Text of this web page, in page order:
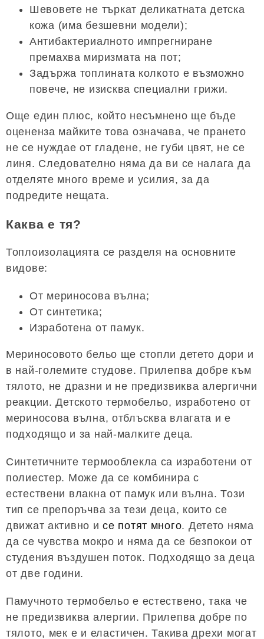
Шевовете не търкат деликатната детска
кожа (има безшевни модели);
Антибактериалното импрегниране
премахва миризмата на пот;
Задържа топлината колкото е възможно
повече, не изисква специални грижи.
Още един плюс, който несъмнено ще бъде
оцененза майките това означава, че прането
не се нуждае от гладене, не губи цвят, не се
линя. Следователно няма да ви се налага да
отделяте много време и усилия, за да
подредите нещата.
Каква е тя?
Топлоизолацията се разделя на основните
видове:
От мериносова вълна;
От синтетика;
Изработена от памук.
Мериносовото бельо ще стопли детето дори и
в най-големите студове. Прилепва добре към
тялото, не дразни и не предизвиква алергични
реакции. Детското термобельо, изработено от
мериносова вълна, отблъсква влагата и е
подходящо и за най-малките деца.
Синтетичните термооблекла са изработени от
полиестер. Може да се комбинира с
естествени влакна от памук или вълна. Този
тип се препоръчва за тези деца, които се
движат активно исе потят много. Детето няма
да се чувства мокро и няма да се безпокои от
студения въздушен поток. Подходящо за деца
от две години.
Памучното термобельо е естествено, така че
не предизвиква алергии. Прилепва добре по
тялото, мек е и еластичен. Такива дрехи могат